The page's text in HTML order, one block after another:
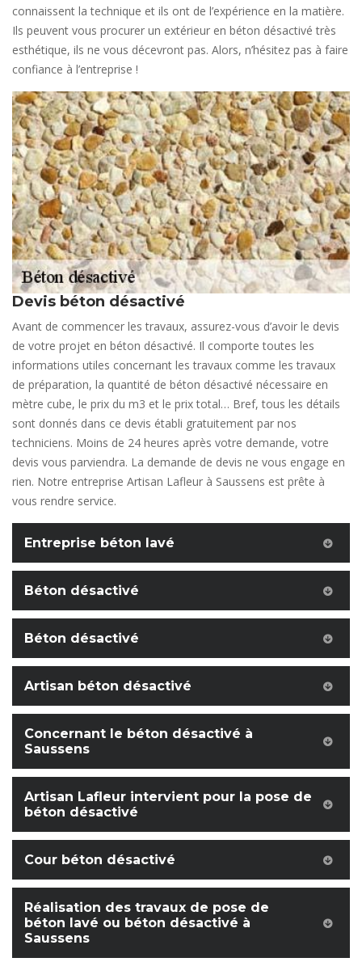
connaissent la technique et ils ont de l’expérience en la matière.
Ils peuvent vous procurer un extérieur en béton désactivé très
esthétique, ils ne vous décevront pas. Alors, n’hésitez pas à faire
confiance à l’entreprise !
Devis béton désactivé
Avant de commencer les travaux, assurez-vous d’avoir le devis
de votre projet en béton désactivé. Il comporte toutes les
informations utiles concernant les travaux comme les travaux
de préparation, la quantité de béton désactivé nécessaire en
mètre cube, le prix du m3 et le prix total… Bref, tous les détails
sont donnés dans ce devis établi gratuitement par nos
techniciens. Moins de 24 heures après votre demande, votre
devis vous parviendra. La demande de devis ne vous engage en
rien. Notre entreprise Artisan Lafleur à Saussens est prête à
vous rendre service.
Entreprise béton lavé
Béton désactivé
Béton désactivé
Artisan béton désactivé
Concernant le béton désactivé à
Saussens
Artisan Lafleur intervient pour la pose de
béton désactivé
Cour béton désactivé
Réalisation des travaux de pose de
béton lavé ou béton désactivé à
Saussens